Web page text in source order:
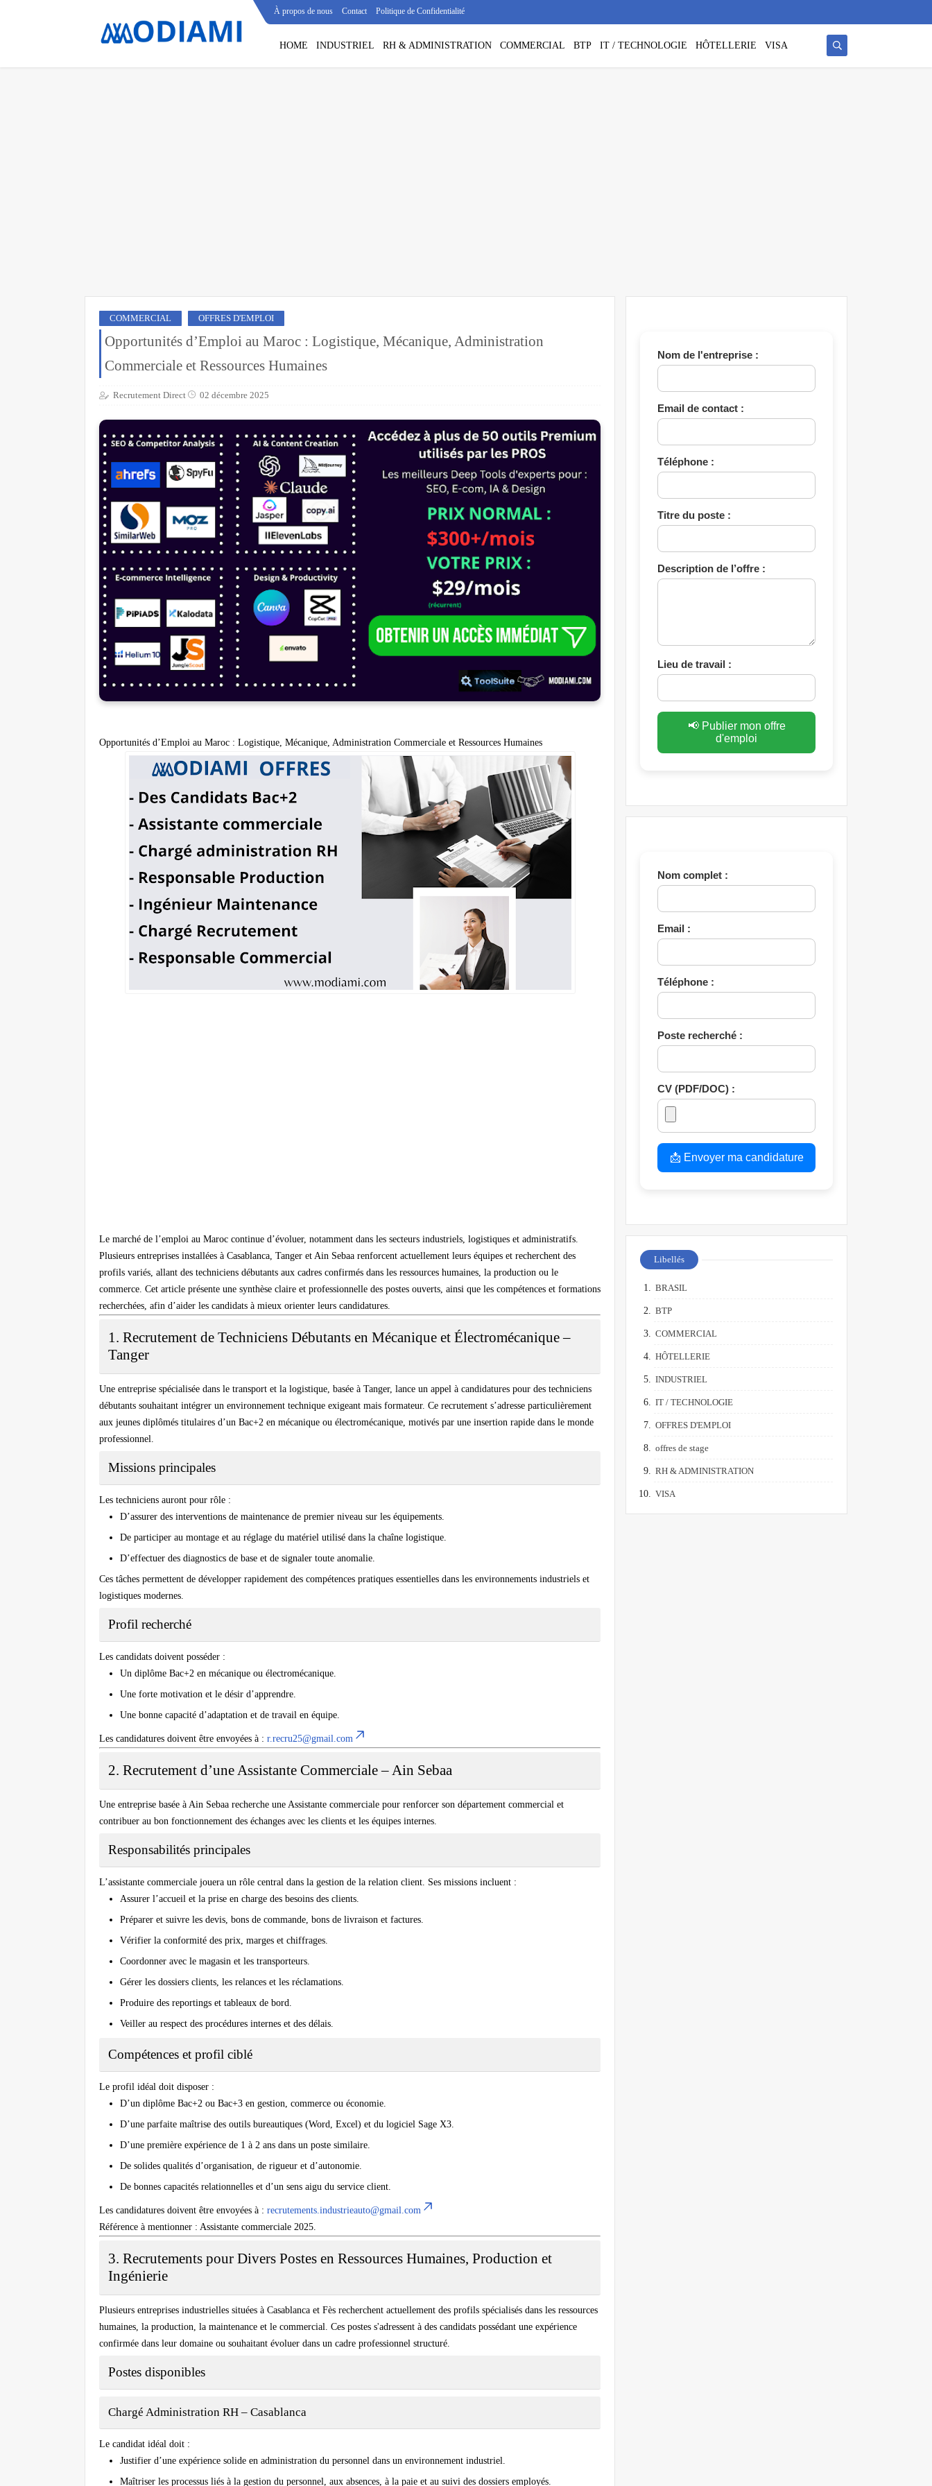
À propos de nous Contact Politique de Confidentialité
HOME INDUSTRIEL RH & ADMINISTRATION COMMERCIAL BTP IT / TECHNOLOGIE HÔTELLERIE VISA
COMMERCIAL OFFRES D'EMPLOI
Opportunités d’Emploi au Maroc : Logistique, Mécanique, Administration
Commerciale et Ressources Humaines
Recrutement Direct 02 décembre 2025
Opportunités d’Emploi au Maroc : Logistique, Mécanique, Administration Commerciale et Ressources Humaines
Le marché de l’emploi au Maroc continue d’évoluer, notamment dans les secteurs industriels, logistiques et administratifs.
Plusieurs entreprises installées à Casablanca, Tanger et Ain Sebaa renforcent actuellement leurs équipes et recherchent des
profils variés, allant des techniciens débutants aux cadres confirmés dans les ressources humaines, la production ou le
commerce. Cet article présente une synthèse claire et professionnelle des postes ouverts, ainsi que les compétences et formations
recherchées, afin d’aider les candidats à mieux orienter leurs candidatures.
1. Recrutement de Techniciens Débutants en Mécanique et Électromécanique –
Tanger
Une entreprise spécialisée dans le transport et la logistique, basée à Tanger, lance un appel à candidatures pour des techniciens
débutants souhaitant intégrer un environnement technique exigeant mais formateur. Ce recrutement s’adresse particulièrement
aux jeunes diplômés titulaires d’un Bac+2 en mécanique ou électromécanique, motivés par une insertion rapide dans le monde
professionnel.
Missions principales
Les techniciens auront pour rôle :
D’assurer des interventions de maintenance de premier niveau sur les équipements.
De participer au montage et au réglage du matériel utilisé dans la chaîne logistique.
D’effectuer des diagnostics de base et de signaler toute anomalie.
Ces tâches permettent de développer rapidement des compétences pratiques essentielles dans les environnements industriels et
logistiques modernes.
Profil recherché
Les candidats doivent posséder :
Un diplôme Bac+2 en mécanique ou électromécanique.
Une forte motivation et le désir d’apprendre.
Une bonne capacité d’adaptation et de travail en équipe.
Les candidatures doivent être envoyées à : r.recru25@gmail.com
2. Recrutement d’une Assistante Commerciale – Ain Sebaa
Une entreprise basée à Ain Sebaa recherche une Assistante commerciale pour renforcer son département commercial et
contribuer au bon fonctionnement des échanges avec les clients et les équipes internes.
Responsabilités principales
L’assistante commerciale jouera un rôle central dans la gestion de la relation client. Ses missions incluent :
Assurer l’accueil et la prise en charge des besoins des clients.
Préparer et suivre les devis, bons de commande, bons de livraison et factures.
Vérifier la conformité des prix, marges et chiffrages.
Coordonner avec le magasin et les transporteurs.
Gérer les dossiers clients, les relances et les réclamations.
Produire des reportings et tableaux de bord.
Veiller au respect des procédures internes et des délais.
Compétences et profil ciblé
Le profil idéal doit disposer :
D’un diplôme Bac+2 ou Bac+3 en gestion, commerce ou économie.
D’une parfaite maîtrise des outils bureautiques (Word, Excel) et du logiciel Sage X3.
D’une première expérience de 1 à 2 ans dans un poste similaire.
De solides qualités d’organisation, de rigueur et d’autonomie.
De bonnes capacités relationnelles et d’un sens aigu du service client.
Les candidatures doivent être envoyées à : recrutements.industrieauto@gmail.com
Référence à mentionner : Assistante commerciale 2025.
3. Recrutements pour Divers Postes en Ressources Humaines, Production et
Ingénierie
Plusieurs entreprises industrielles situées à Casablanca et Fès recherchent actuellement des profils spécialisés dans les ressources
humaines, la production, la maintenance et le commercial. Ces postes s'adressent à des candidats possédant une expérience
confirmée dans leur domaine ou souhaitant évoluer dans un cadre professionnel structuré.
Postes disponibles
Chargé Administration RH – Casablanca
Le candidat idéal doit :
Justifier d’une expérience solide en administration du personnel dans un environnement industriel.
Maîtriser les processus liés à la gestion du personnel, aux absences, à la paie et au suivi des dossiers employés.
Nom de l'entreprise :
Email de contact :
Téléphone :
Titre du poste :
Description de l’offre :
Lieu de travail :
📢 Publier mon offre
d'emploi
Nom complet :
Email :
Téléphone :
Poste recherché :
CV (PDF/DOC) :
📩 Envoyer ma candidature
Libellés
BRASIL
BTP
COMMERCIAL
HÔTELLERIE
INDUSTRIEL
IT / TECHNOLOGIE
OFFRES D'EMPLOI
offres de stage
RH & ADMINISTRATION
VISA